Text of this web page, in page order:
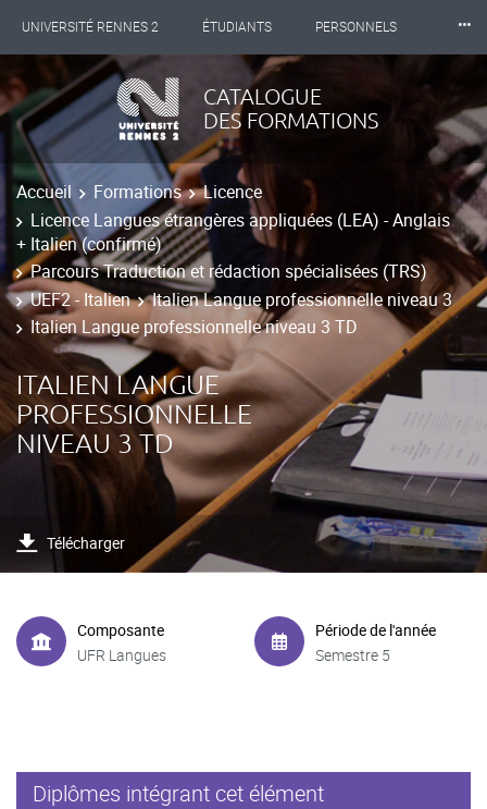
UNIVERSITÉ RENNES 2 ÉTUDIANTS PERSONNELS
INTERNATIONAL PROFESSIONNELS
LES NOUVELLES DE RENNES 2
⸱⸱⸱
CATALOGUE
DES FORMATIONS
Accueil Formations
Licence
Licence Langues étrangères appliquées (LEA) - Anglais
+ Italien (confirmé)
Parcours Traduction et rédaction spécialisées (TRS)
UEF2 - Italien
Italien Langue professionnelle niveau 3
Italien Langue professionnelle niveau 3 TD
ITALIEN LANGUE
PROFESSIONNELLE
NIVEAU 3 TD
Télécharger
Composante
UFR Langues
Période de l'année
Semestre 5
Diplômes intégrant cet élément